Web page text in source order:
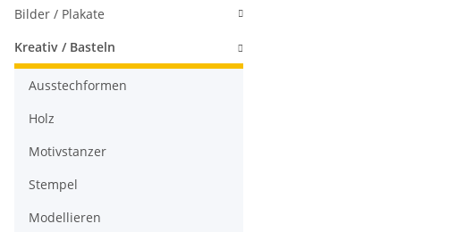
Bilder / Plakate
Kreativ / Basteln
Ausstechformen
Holz
Motivstanzer
Stempel
Modellieren